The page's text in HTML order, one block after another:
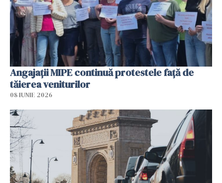
Angajaţii MIPE continuă protestele faţă de
tăierea veniturilor
08 IUNIE 2026